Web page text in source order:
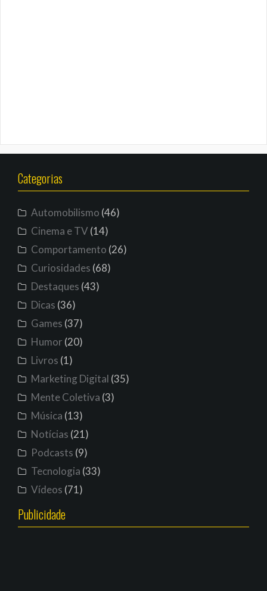
Categorias
Automobilismo (46)
Cinema e TV(14)
Comportamento (26)
Curiosidades (68)
Destaques (43)
Dicas (36)
Games (37)
Humor (20)
Livros (1)
Marketing Digital (35)
Mente Coletiva (3)
Música (13)
Notícias (21)
Podcasts (9)
Tecnologia (33)
Vídeos (71)
Publicidade